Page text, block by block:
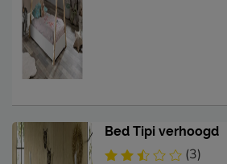
Bed Tipi verhoogd
(3)